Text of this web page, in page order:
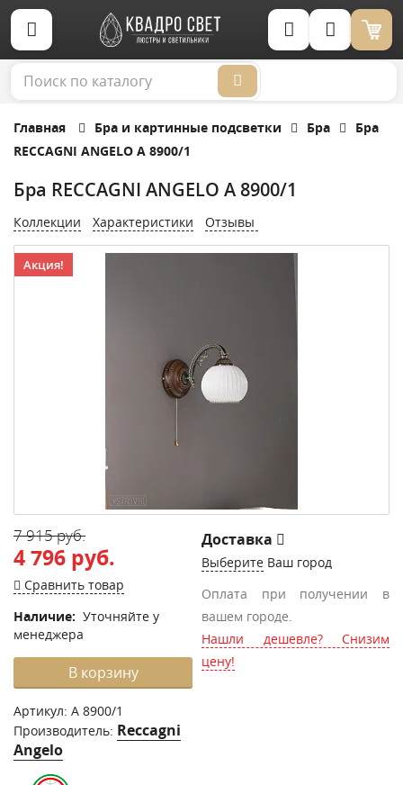
Корзина (0)
Главная Бра и картинные подсветки Бра
Бра
RECCAGNI ANGELO A 8900/1
Бра RECCAGNI ANGELO A 8900/1
Коллекции Характеристики Отзывы
Акция!
7 915 руб.
4 796 руб.
Сравнить товар
Наличие: Уточняйте у
менеджера
В корзину
Артикул: A 8900/1
Производитель: Reccagni
Angelo
Доставка
Выберите Ваш город
Оплата при получении в
вашем городе.
Нашли дешевле? Снизим
цену!